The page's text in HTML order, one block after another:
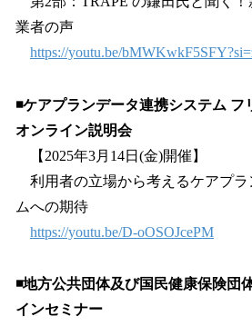
業者の声
https://youtu.be/
◾️ケアプランデータ連携システム
オンライン説明会
【2025年3月14日(金)開催】
利用者の立場から考えるケアプラ
ムへの期待
https://youtu.be/D-oOSOJcePM
◾️地方公共団体及び国民健康保険団
インセミナー